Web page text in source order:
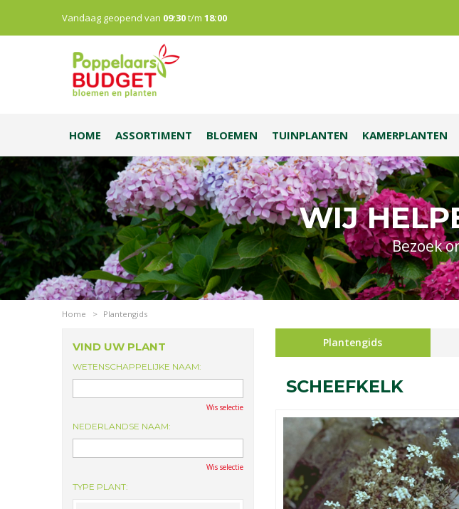
WIJ
Bezoek
Home > Plantengids
Vandaag geopend van 09:30t/m 18:00
HOME ASSORTIMENT BLOEMEN TUINPLANTEN KAMERPLANTEN
Plantengids
SCHEEFKELK
VIND UW PLANT
WETENSCHAPPELIJKE NAAM:
Wis selectie
NEDERLANDSE NAAM:
Wis selectie
TYPE PLANT: